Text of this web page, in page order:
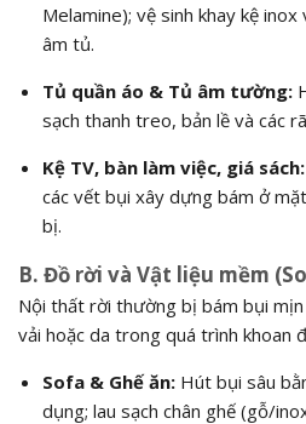
Melamine); vệ sinh khay kệ
âm tủ.
Tủ quần áo & Tủ âm tường:
sạch thanh treo, bản lề và các
Kệ TV, bàn làm việc, giá sách:
các vết bụi xây dựng bám ở
bị.
B. Đồ rời và Vật liệu mềm
Nội thất rời thường bị bám bụi
vải hoặc da trong quá trình khoan
Sofa & Ghế ăn:Hút bụi sâu
dụng; lau sạch chân ghế (gỗ/